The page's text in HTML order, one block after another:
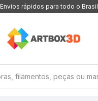
Envios rápidos para todo o Brasil